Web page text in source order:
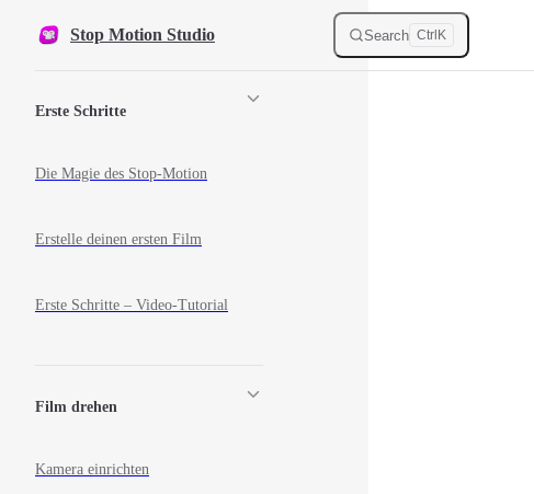
Skip to content
Stop Motion Studio Search Ctrl K
Erste Schritte
Die Magie des Stop-Motion
Erstelle deinen ersten Film
Erste Schritte – Video-Tutorial
Film drehen
Kamera einrichten